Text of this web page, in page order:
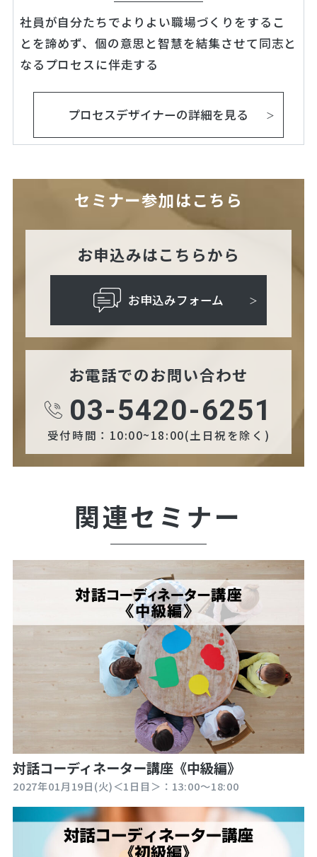
社員が自分たちでよりよい職場づくりをするこ
とを諦めず、個の意思と智慧を結集させて同志と
なるプロセスに伴走する
プロセスデザイナーの詳細を見る
セミナー参加はこちら
お申込みはこちらから
お申込みフォーム
お電話でのお問い合わせ
03-5420-6251
受付時間：10:00~18:00(土日祝を除く)
関連セミナー
対話コーディネーター講座《中級編》
2027年01月19日(火)＜1日目＞：13:00～18:00